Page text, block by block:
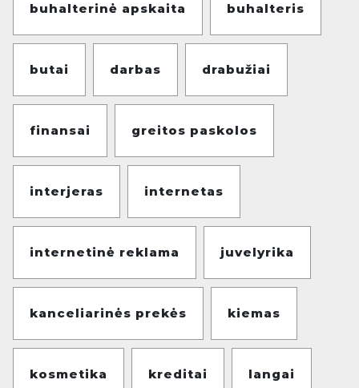
buhalterinė apskaita buhalteris
butai darbas drabužiai
finansai greitos paskolos
interjeras internetas
internetinė reklama juvelyrika
kanceliarinės prekės kiemas
kosmetika kreditai langai